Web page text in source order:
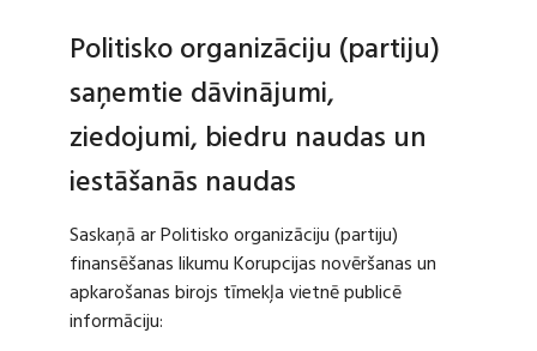
Politisko organizāciju (partiju)
saņemtie dāvinājumi,
ziedojumi, biedru naudas un
iestāšanās naudas
Saskaņā ar Politisko organizāciju (partiju)
finansēšanas likumu Korupcijas novēršanas un
apkarošanas birojs tīmekļa vietnē publicē
informāciju: